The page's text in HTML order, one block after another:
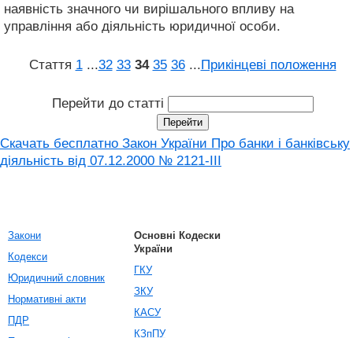
наявність значного чи вирішального впливу на
управління або діяльність юридичної особи.
Стаття 1 ...32 33 34 35 36 ...Прикінцеві положення
Перейти до статті
Скачать бесплатно Закон України Про банки і банківську
діяльність вiд 07.12.2000 № 2121-III
Закони
Кодекси
Юридичний словник
Нормативні акти
ПДР
Основні Кодески
України
ГКУ
ЗКУ
КАСУ
КЗпПУ